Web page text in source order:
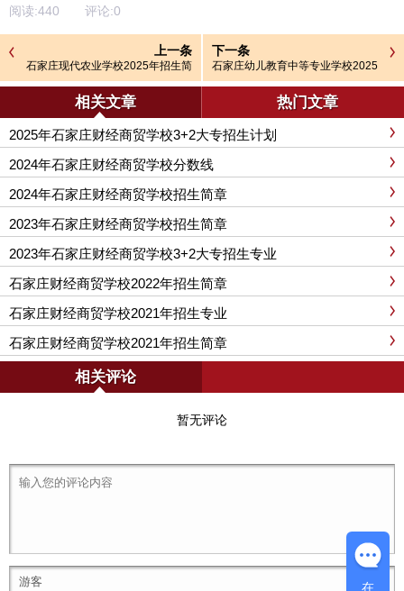
阅读:440 评论:0
上一条
石家庄现代农业学校2025年招生简
章
下一条
石家庄幼儿教育中等专业学校2025
年招生简章
相关文章 热门文章
2025年石家庄财经商贸学校3+2大专招生计划
2024年石家庄财经商贸学校分数线
2024年石家庄财经商贸学校招生简章
2023年石家庄财经商贸学校招生简章
2023年石家庄财经商贸学校3+2大专招生专业
石家庄财经商贸学校2022年招生简章
石家庄财经商贸学校2021年招生专业
石家庄财经商贸学校2021年招生简章
相关评论
暂无评论
在